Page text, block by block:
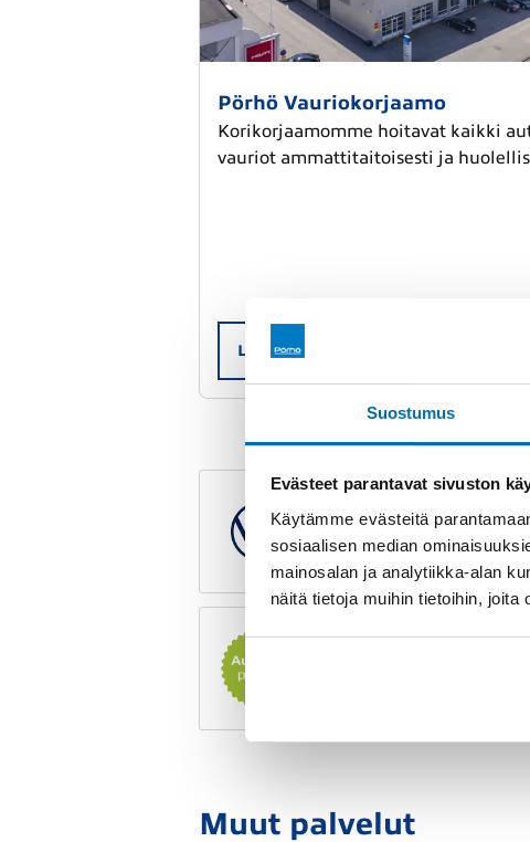
Suostumus
Evästeet parantavat sivuston
Käytämme evästeitä
sosiaalisen median
mainosalan ja analytiikka-alan
näitä tietoja muihin tietoihin, joita
Pörhö Vauriokorjaamo
Korikorjaamomme hoitavat kaikki
vauriot ammattitaitoisesti ja
Lue lisää
Direct express -
huolto
Muut palvelut